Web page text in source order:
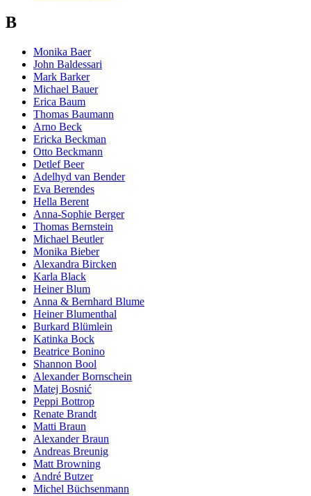
B
Monika Baer
John Baldessari
Mark Barker
Michael Bauer
Erica Baum
Thomas Baumann
Arno Beck
Ericka Beckman
Otto Beckmann
Detlef Beer
Adelhyd van Bender
Eva Berendes
Hella Berent
Anna-Sophie Berger
Thomas Bernstein
Michael Beutler
Monika Bieber
Alexandra Bircken
Karla Black
Heiner Blum
Anna & Bernhard Blume
Heiner Blumenthal
Burkard Blümlein
Katinka Bock
Beatrice Bonino
Shannon Bool
Alexander Bornschein
Matej Bosnić
Peppi Bottrop
Renate Brandt
Matti Braun
Alexander Braun
Andreas Breunig
Matt Browning
André Butzer
Michel Büchsenmann